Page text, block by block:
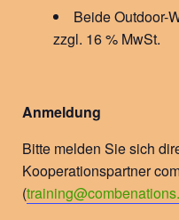
Beide Outdoor-
zzgl. 16 % MwSt.
Anmeldung
Bitte melden Sie sich
Kooperationspartner
(